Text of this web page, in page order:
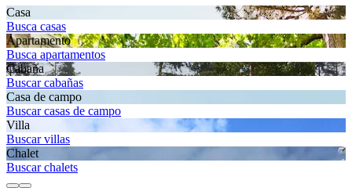
Casa
Busca casas
Apartamento
Busca apartamentos
Cabaña
Buscar cabañas
Casa de campo
Buscar casas de campo
Villa
Buscar villas
Chalet
Buscar chalets